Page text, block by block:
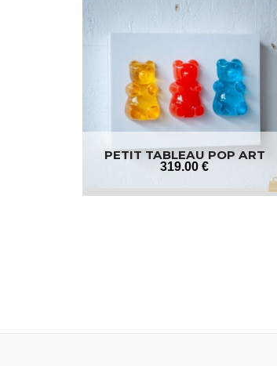
PETIT TABLEAU POP ART
319.00 €